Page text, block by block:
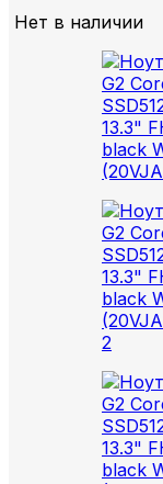
Нет в наличии